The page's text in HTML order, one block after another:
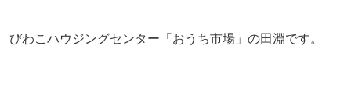
びわこハウジングセンター「おうち市場」の田淵です。